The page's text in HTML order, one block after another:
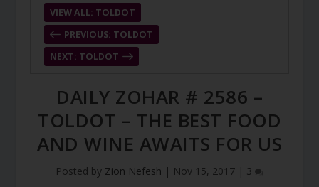
PREVIOUS: TOLDOT
VIEW ALL: TOLDOT
NEXT: TOLDOT
DAILY ZOHAR # 2586 –
TOLDOT – THE BEST FOOD
AND WINE AWAITS FOR US
Posted by Zion Nefesh | Nov 15, 2017 | 3